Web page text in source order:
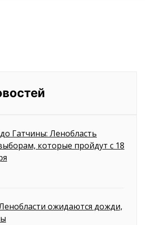
Гатчины: Ленобласть
которые пройдут с 18
Ленобласти ожидаются дожди,